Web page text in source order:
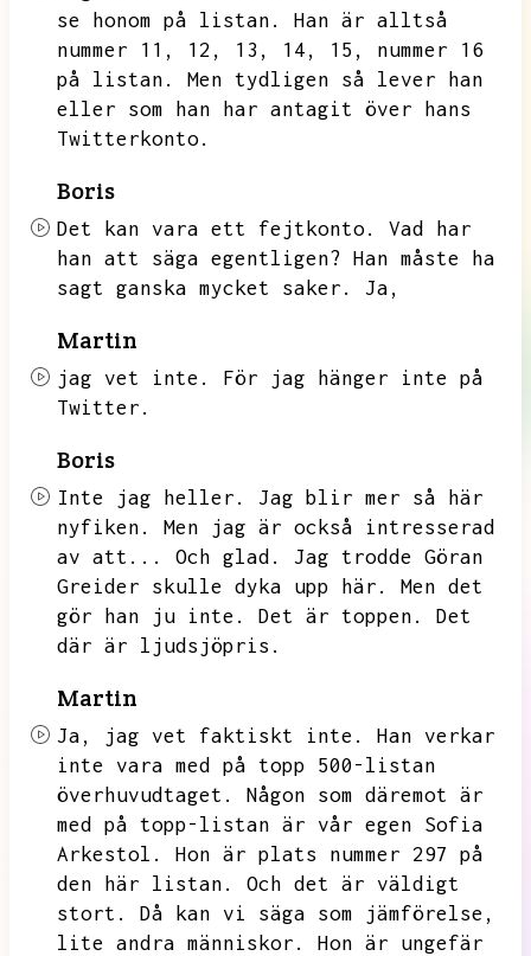
se honom på listan.
Han är alltså
nummer 11,
12, 13, 14, 15,
nummer 16
på listan.
Men tydligen så lever han
eller som han har antagit över hans
Twitterkonto.
Boris
Det kan vara ett fejtkonto.
Vad har
han att säga egentligen? Han måste ha
sagt ganska mycket saker.
Ja,
Martin
jag vet inte.
För jag hänger inte på
Twitter.
Boris
Inte jag heller.
Jag blir mer så här
nyfiken.
Men jag är också intresserad
av att...
Och glad.
Jag trodde Göran
Greider skulle dyka upp här.
Men det
gör han ju inte.
Det är toppen.
Det
där är ljudsjöpris.
Martin
Ja, jag vet faktiskt inte.
Han verkar
inte vara med på topp 500-listan
överhuvudtaget.
Någon som däremot är
med på topp-listan är vår egen Sofia
Arkestol.
Hon är plats nummer 297 på
den här listan.
Och det är väldigt
stort.
Då kan vi säga som jämförelse,
lite andra människor.
Hon är ungefär